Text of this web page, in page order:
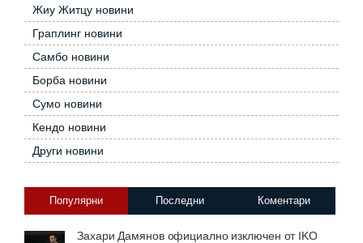
Жиу Житцу новини
Граплинг новини
Самбо новини
Борба новини
Сумо новини
Кендо новини
Други новини
Популярни Последни Коментари
Захари Дамянов официално изключен от IKO